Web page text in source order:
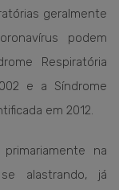
geralmente
podem
Respiratória
e a Síndrome
em 2012.
na
alastrando, já